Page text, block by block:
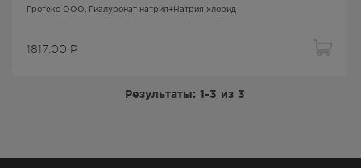
Гротекс ООО, Гиалуронат натрия+Натрия хлорид
1817.00 Р
Результаты: 1-3 из 3